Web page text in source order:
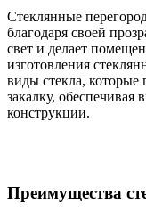
Стеклянные
благодаря своей
свет и делает
изготовления
виды стекла, которые
закалку, обеспечивая
конструкции.
Преимущества